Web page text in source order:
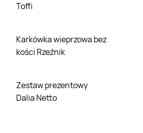
Toffi
Karkówka wieprzowa bez
kości Rzeźnik
Zestaw prezentowy
Dalia Netto